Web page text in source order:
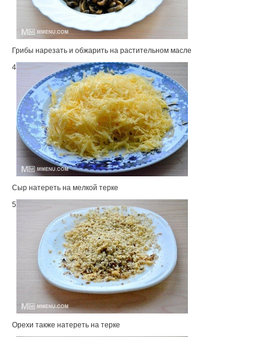
Грибы нарезать и обжарить на растительном масле
4
Сыр натереть на мелкой терке
5
Орехи также натереть на терке